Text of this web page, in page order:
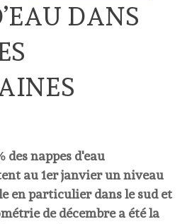
DANS
des nappes d'eau
au 1er janvier un niveau
en particulier dans le sud et
de décembre a été la